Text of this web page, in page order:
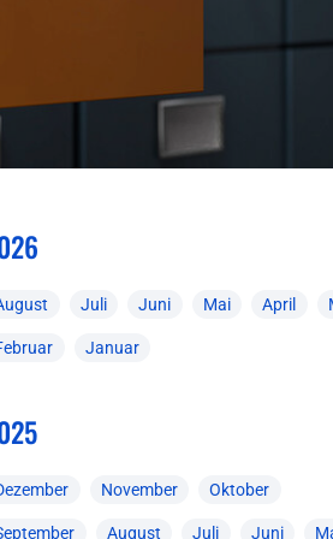
Juli Juni Mai April
Januar
November Oktober
August Juli Juni